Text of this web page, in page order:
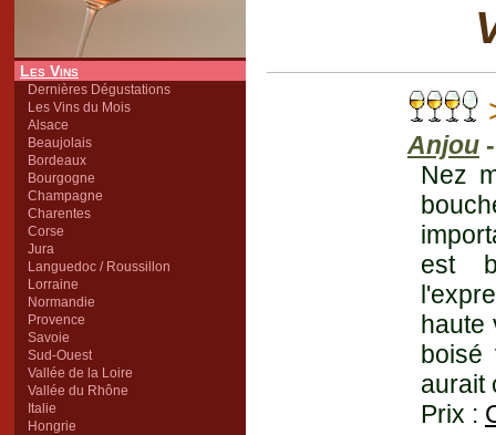
Les Vins
Dernières Dégustations
Les Vins du Mois
Alsace
Beaujolais
Bordeaux
Bourgogne
Champagne
Charentes
Corse
Jura
Languedoc / Roussillon
Lorraine
Normandie
Provence
Savoie
Sud-Ouest
Vallée de la Loire
Vallée du Rhône
Italie
Hongrie
Anjou
Nez
est
haute
boisé
aurait
Prix :